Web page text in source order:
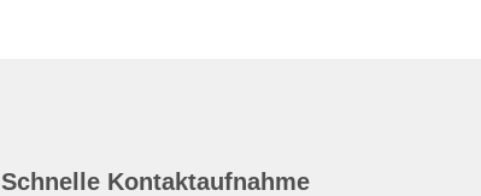
Schnelle Kontaktaufnahme